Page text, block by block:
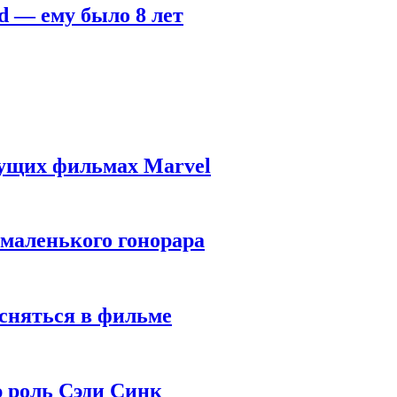
— ему было 8 лет
фильмах Marvel
гонорара
в фильме
роль Сэди Синк